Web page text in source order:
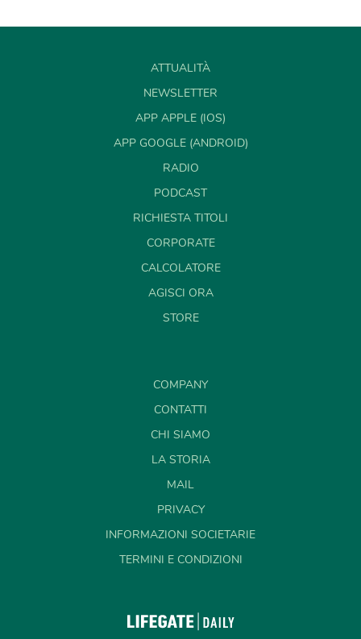
ATTUALITÀ
NEWSLETTER
APP APPLE (IOS)
APP GOOGLE (ANDROID)
RADIO
PODCAST
RICHIESTA TITOLI
CORPORATE
CALCOLATORE
AGISCI ORA
STORE
COMPANY
CONTATTI
CHI SIAMO
LA STORIA
MAIL
PRIVACY
INFORMAZIONI SOCIETARIE
TERMINI E CONDIZIONI